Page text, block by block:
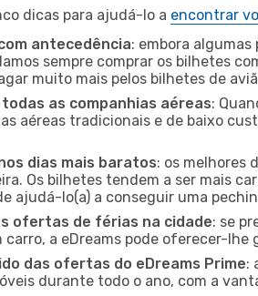
dicas para ajudá-lo a encontrar
antecedência: embora
sempre comprar os bilhetes
muito mais pelos bilhetes de
as companhias aéreas:
aéreas tradicionais e de baixo
dias mais baratos: os melhores
Os bilhetes tendem a ser mais
ajudá-lo(a) a conseguir uma
ofertas de férias na cidade: se
carro, a eDreams pode oferecer-
das ofertas do eDreams Prime:
durante todo o ano, com a